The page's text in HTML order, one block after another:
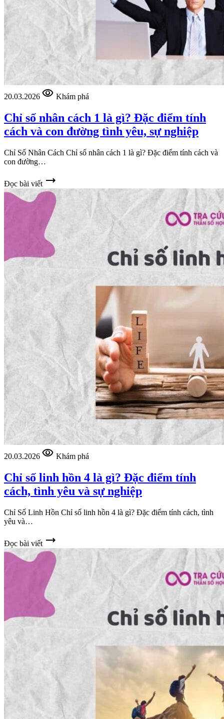
20.03.2026 visibility Khám phá
Chỉ số nhân cách 1 là gì? Đặc điểm tính
cách và con đường tình yêu, sự nghiệp
Chỉ Số Nhân Cách Chỉ số nhân cách 1 là gì? Đặc điểm tính cách và
con đường…
Đọc bài viết trending_flat
20.03.2026 visibility Khám phá
Chỉ số linh hồn 4 là gì? Đặc điểm tính
cách, tình yêu và sự nghiệp
Chỉ Số Linh Hồn Chỉ số linh hồn 4 là gì? Đặc điểm tính cách, tình
yêu và…
Đọc bài viết trending_flat